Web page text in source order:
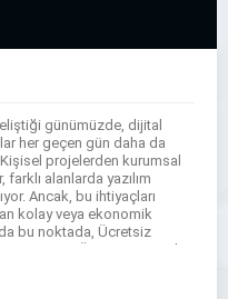
günümüzde, dijital
her geçen gün daha da
projelerden kurumsal
alanlarda yazılım
Ancak, bu ihtiyaçları
kolay veya ekonomik
bu noktada, Ücretsiz
giriyor. Ücretsiz Scriptler